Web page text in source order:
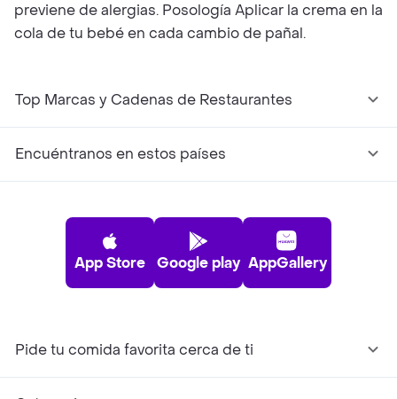
previene de alergias. Posología Aplicar la crema en la
cola de tu bebé en cada cambio de pañal.
Top Marcas y Cadenas de Restaurantes
Encuéntranos en estos países
App Store Google play AppGallery
Pide tu comida favorita cerca de ti